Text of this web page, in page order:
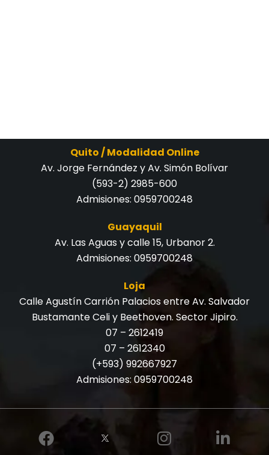
Quito / Modalidad Online
Av. Jorge Fernández y Av. Simón Bolívar
(593-2) 2985-600
Admisiones: 0959700248
Guayaquil
Av. Las Aguas y calle 15, Urbanor 2.
Admisiones: 0959700248
Loja
Calle Agustín Carrión Palacios entre Av. Salvador
Bustamante Celi y Beethoven. Sector Jipiro.
07 – 2612419
07 – 2612340
(+593) 992667927
Admisiones: 0959700248